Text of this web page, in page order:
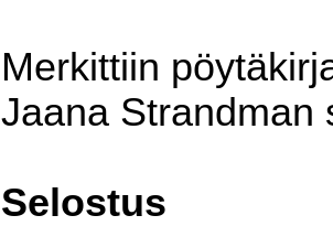
Merkittiin
Jaana Strandman
Selostus